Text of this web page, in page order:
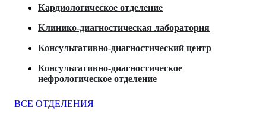
Кардиологическое отделение
Клинико-диагностическая лаборатория
Консультативно-диагностический центр
Консультативно-диагностическое
нефрологическое отделение
ВСЕ ОТДЕЛЕНИЯ